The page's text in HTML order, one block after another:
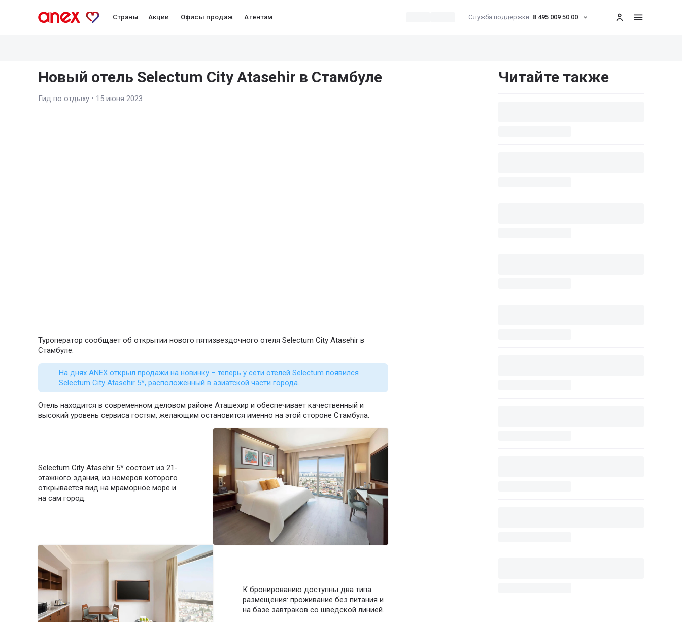
Страны Акции Офисы продаж Агентам Служба поддержки: 8 495 009 50 00 меню
Новый отель Selectum City Atasehir в Стамбуле
Гид по отдыху• 15 июня 2023
Туроператор сообщает об открытии нового пятизвездочного отеля Selectum City Atasehir в
Стамбуле.
На днях ANEX открыл продажи на новинку – теперь у сети отелей Selectum появился
Selectum City Atasehir 5*, расположенный в азиатской части города.
Отель находится в современном деловом районе Аташехир и обеспечивает качественный и
высокий уровень сервиса гостям, желающим остановится именно на этой стороне Стамбула.
Selectum City Atasehir 5* состоит из 21-
этажного здания, из номеров которого
открывается вид на мраморное море и
на сам город.
К бронированию доступны два типа
размещения: проживание без питания и
на базе завтраков со шведской линией.
Читайте также